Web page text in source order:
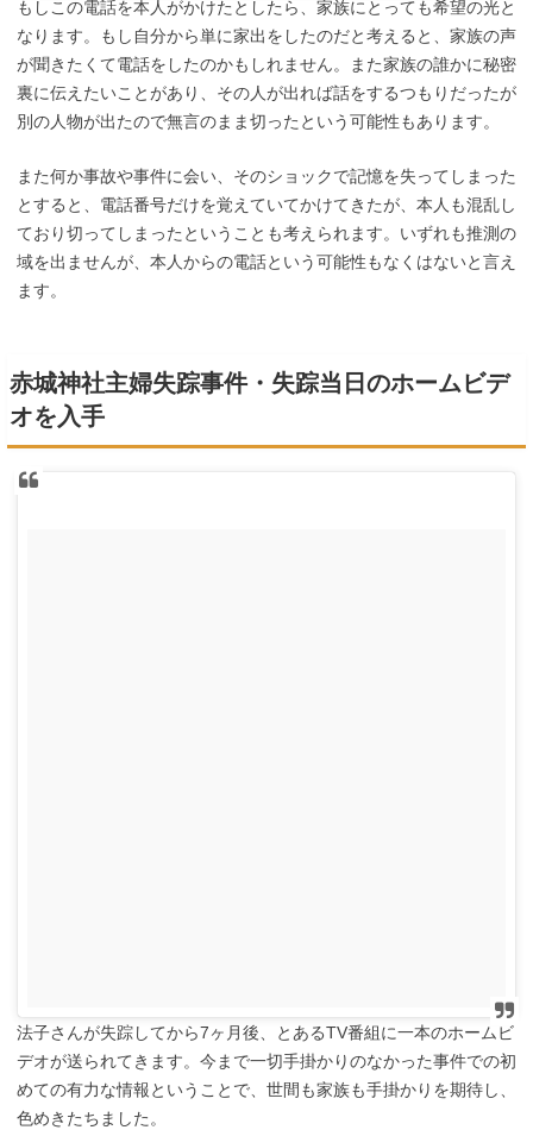
もしこの電話を本人がかけたとしたら、家族にとっても希望の光と
なります。もし自分から単に家出をしたのだと考えると、家族の声
が聞きたくて電話をしたのかもしれません。また家族の誰かに秘密
裏に伝えたいことがあり、その人が出れば話をするつもりだったが
別の人物が出たので無言のまま切ったという可能性もあります。
また何か事故や事件に会い、そのショックで記憶を失ってしまった
とすると、電話番号だけを覚えていてかけてきたが、本人も混乱し
ており切ってしまったということも考えられます。いずれも推測の
域を出ませんが、本人からの電話という可能性もなくはないと言え
ます。
赤城神社主婦失踪事件・失踪当日のホームビデ
オを入手
法子さんが失踪してから7ヶ月後、とあるTV番組に一本のホームビ
デオが送られてきます。今まで一切手掛かりのなかった事件での初
めての有力な情報ということで、世間も家族も手掛かりを期待し、
色めきたちました。